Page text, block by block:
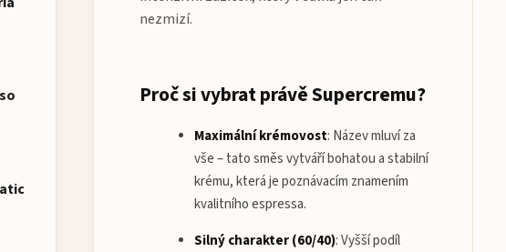
nezmizí.
Proč si vybrat právě Supercremu?
Maximální krémovost: Název mluví za
vše – tato směs vytváří bohatou a stabilní
krému, která je poznávacím znamením
kvalitního espressa.
Silný charakter (60/40):Vyšší podíl